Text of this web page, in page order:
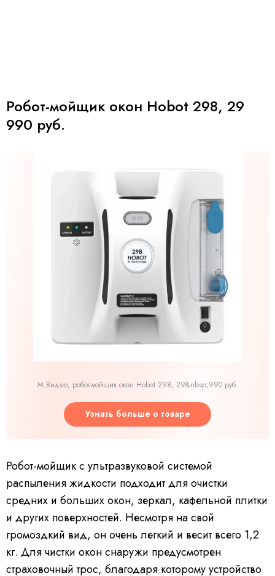
Робот-мойщик окон Hobot 298, 29
990 руб.
М.Видео, робот-мойщик окон Hobot 298, 29&nbsp;990 руб.
Узнать больше о товаре
Робот-мойщик с ультразвуковой системой
распыления жидкости подходит для очистки
средних и больших окон, зеркал, кафельной плитки
и других поверхностей. Несмотря на свой
громоздкий вид, он очень легкий и весит всего 1,2
кг. Для чистки окон снаружи предусмотрен
страховочный трос, благодаря которому устройство